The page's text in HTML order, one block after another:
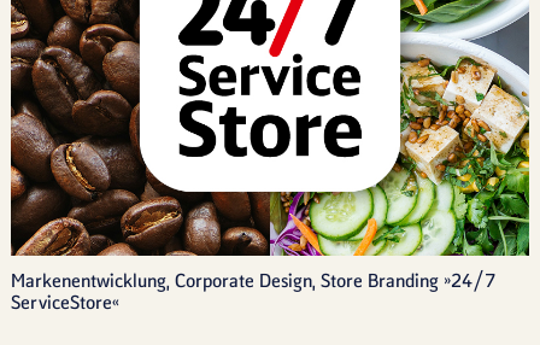
Markenentwicklung, Corporate Design, Store Branding »24/7
ServiceStore«